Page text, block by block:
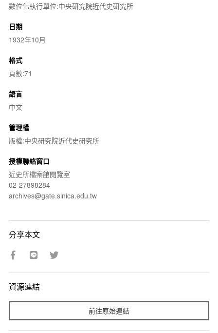
數位化執行單位:中央研究院近代史研究所
日期
1932年10月
格式
頁數:71
語言
中文
管理權
版權:中央研究院近代史研究所
授權聯絡窗口
近史所檔案館閱覽室
02-27898284
archives@gate.sinica.edu.tw
分享本文
資源連結
前往原始連結